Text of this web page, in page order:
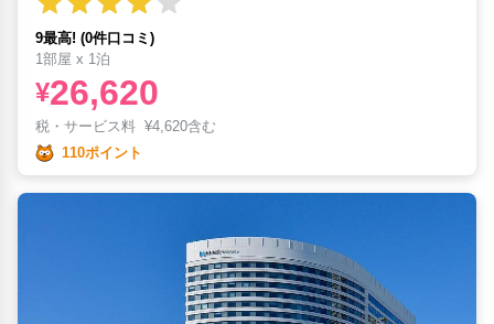
9最高! (0件口コミ)
1部屋 x 1泊
¥26,620
税・サービス料 ¥4,620含む
110ポイント